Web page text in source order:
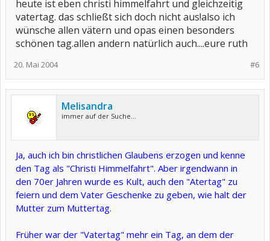
heute ist eben christi himmelfahrt und gleichzeitig
vatertag. das schließt sich doch nicht aus!also ich
wünsche allen vätern und opas einen besonders
schönen tag.allen andern natürlich auch....eure ruth
#6
20. Mai 2004
Melisandra
immer auf der Suche...
Ja, auch ich bin christlichen Glaubens erzogen und kenne
den Tag als "Christi Himmelfahrt". Aber irgendwann in
den 70er Jahren wurde es Kult, auch den "Atertag" zu
feiern und dem Vater Geschenke zu geben, wie halt der
Mutter zum Muttertag.
Früher war der "Vatertag" mehr ein Tag, an dem der